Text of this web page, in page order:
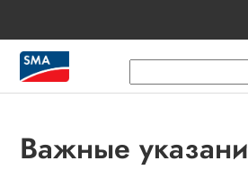
Важные
Указания по